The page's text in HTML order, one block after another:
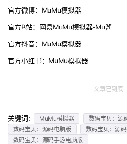
官方微博：MuMu模拟器
官方B站：网易MuMu模拟器-Mu酱
官方抖音：MuMu模拟器
官方小红书：MuMu模拟器
文章已到底
关键词: MuMu模拟器
数码宝贝：源
数码宝贝：源码电脑版
数码宝贝：源
数码宝贝：源码手游电脑版